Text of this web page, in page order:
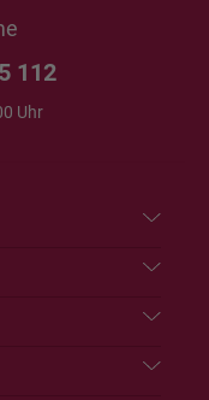
112
Uhr